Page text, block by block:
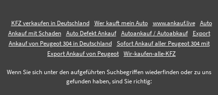
KFZ verkaufen in Deutschland Wer kauft mein Auto www.ankauf.live
Auto
Ankauf mit Schaden
Auto Defekt Ankauf Autoankauf / Autoabkauf
Export
Ankauf von Peugeot 304 in Deutschland
Sofort Ankauf aller Peugeot 304 mit
Export Ankauf von Peugeot
Wir-kaufen-alle-KFZ
Wenn Sie sich unter den aufgeführten Suchbegriffen wiederfinden oder zu uns
gefunden haben, sind Sie richtig: